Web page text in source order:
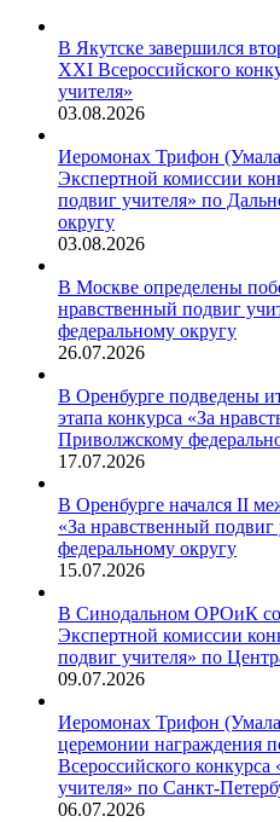
В Якутске завершился
XXI Всероссийского
учителя»
03.08.2026
Иеромонах Трифон
Экспертной комиссии
подвиг учителя» по
округу
03.08.2026
В Москве определены
нравственный подвиг
федеральному округу
26.07.2026
В Оренбурге подведены
этапа конкурса «За
Приволжскому
17.07.2026
В Оренбурге начался II
«За нравственный
федеральному округу
15.07.2026
В Синодальном ОРОиК
Экспертной комиссии
подвиг учителя» по
09.07.2026
Иеромонах Трифон
церемонии награждения
Всероссийского
учителя» по Санкт-
06.07.2026